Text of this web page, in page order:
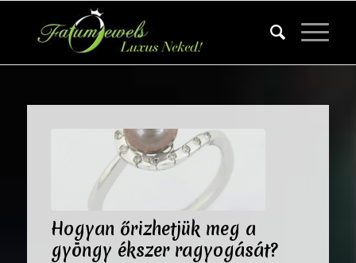
Hogyan őrizhetjük meg a
gyöngy ékszer ragyogását?